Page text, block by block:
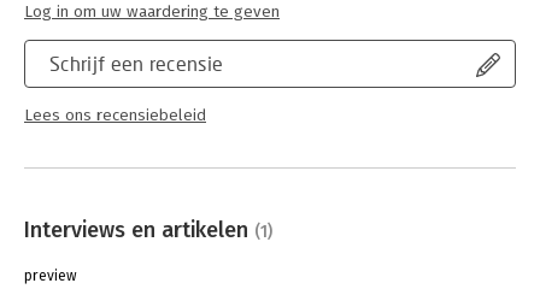
Schrijf een recensie
Lees ons recensiebeleid
Log in om uw waardering te geven
Interviews en artikelen (1)
preview